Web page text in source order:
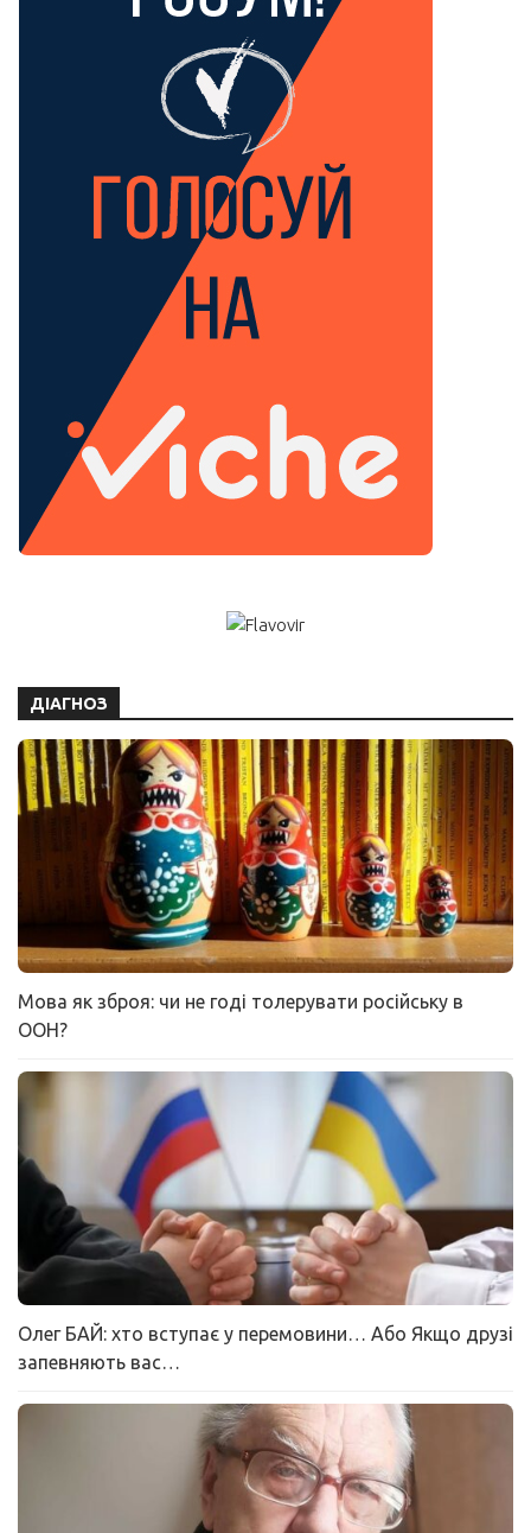
ДІАГНОЗ
Мова як зброя: чи не годі толерувати російську в
ООН?
Олег БАЙ: хто вступає у перемовини… Або Якщо друзі
запевняють вас…